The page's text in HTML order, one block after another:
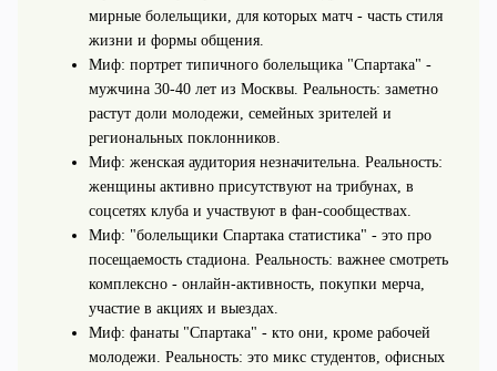
мирные болельщики, для которых матч - часть стиля
жизни и формы общения.
Миф: портрет типичного болельщика "Спартака" -
мужчина 30-40 лет из Москвы. Реальность: заметно
растут доли молодежи, семейных зрителей и
региональных поклонников.
Миф: женская аудитория незначительна. Реальность:
женщины активно присутствуют на трибунах, в
соцсетях клуба и участвуют в фан‑сообществах.
Миф: "болельщики Спартака статистика" - это про
посещаемость стадиона. Реальность: важнее смотреть
комплексно - онлайн‑активность, покупки мерча,
участие в акциях и выездах.
Миф: фанаты "Спартака" - кто они, кроме рабочей
молодежи. Реальность: это микс студентов, офисных